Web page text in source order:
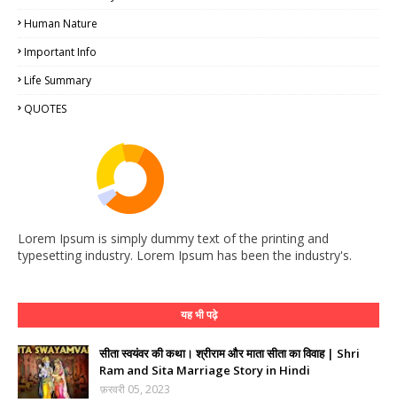
Human Nature
Important Info
Life Summary
QUOTES
Lorem Ipsum is simply dummy text of the printing and
typesetting industry. Lorem Ipsum has been the industry's.
यह भी पढ़े
सीता स्वयंवर की कथा। श्रीराम और माता सीता का विवाह | Shri
Ram and Sita Marriage Story in Hindi
फ़रवरी 05, 2023